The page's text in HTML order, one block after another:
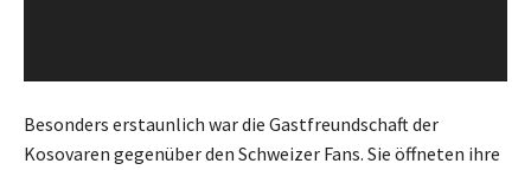
Besonders erstaunlich war die Gastfreundschaft der
Kosovaren gegenüber den Schweizer Fans. Sie öffneten ihre